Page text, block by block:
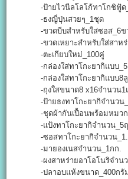
-ป้ายไวนีลโลโก้ทาโกชิฟู้ด
-ธงญี่ปุ่นสวยๆ_1ชุด
-ขวดบีบสำหรับใส่ซอส_6ข
-ขวดเหยาะสำหรับใส่สาหร่
-ตะเกียบใหม่_100คู่
-กล่องใส่ทาโกะยากิแบบ_5ลู
-กล่องใส่ทาโกะยากิแบบ8ลู
-ถุงใสขนาด8 x16จำนวน1
-ป้ายธงทาโกะยากิจำนวน
-ชุดผ้ากันเปื้อนพร้อมหมวก
-แป้งทาโกะยากิจำนวน_5
-ซอสทาโกะยากิจำนวน
-มายองเนสจำนวน_1กก.
-ผงสาหร่ายอาโอโนริจำนว
-ปลาอบแห้งขนาด_400กรัม